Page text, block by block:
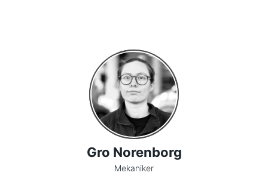
Gro Norenborg
Mekaniker